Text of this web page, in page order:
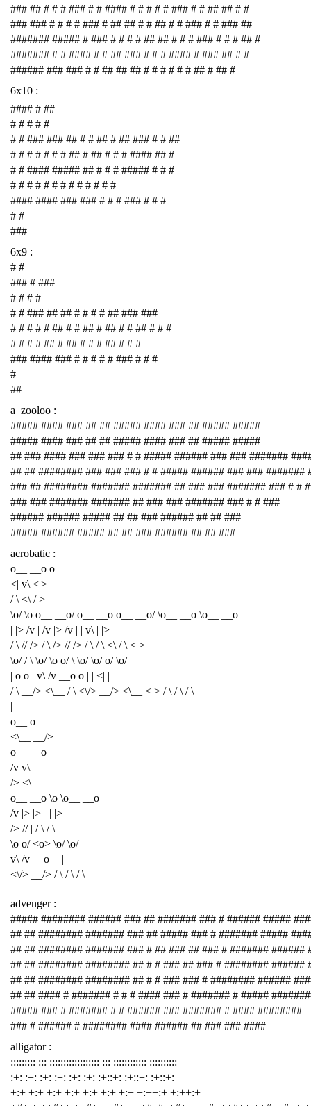
### ## # # # ### # # #### # # # # # ### # # ## ## # #
### ### # # # # ### # ## ## # # ## # # ### # # ### ##
####### ##### # ### # # # # ## ## # # # ### # # # ## #
####### # # #### # # ## ### # # # #### # ### ## # #
###### ### ### # # ## ## ## # # # # # # ## # ## #
6x10 :
#### # ##
# # # # #
# # ### ### ## # # ## # ## ### # # ##
# # # # # # # ## # ## # # # #### ## #
# # #### ##### ## # # # ##### # # #
# # # # # # # # # # # # #
#### #### ### ### # # # ### # # #
# #
###
6x9 :
# #
### # ###
# # # #
# # ### ## ## # # # # ## ### ###
# # # # # ## # # ## # ## # # ## # # #
# # # # ## # ## # # # ## # # #
### #### ### # # # # # ### # # #
#
##
a_zooloo :
##### #### ### ## ## ##### #### ### ## ##### #####
##### #### ### ## ## ##### #### ### ## ##### #####
## ### #### ### ### ### # # ##### ###### ### ### #######
## ## ######## ### ### ### # # ##### ###### ### ### #######
### ## ######## ####### ####### ## ### ### ####### ### # #
### ### ####### ####### ## ### ### ####### ### # # ###
###### ###### ##### ## ## ### ###### ## ## ###
##### ###### ##### ## ## ### ###### ## ## ###
acrobatic :
o__ __o o
<| v\ <|>
/ \ <\ / >
\o/ \o o__ __o/ o__ __o o__ __o/ \o__ __o \o__ __o
| |> /v | /v |> /v | | v\ | |>
/ \ // /> / \ /> // /> / \ / \ <\ / \ < >
\o/ / \ \o/ \o o/ \ \o/ \o/ o/ \o/
| o o | v\ /v __o o | | <| |
/ \ __/> <\__ / \ <\/> __/> <\__ < > / \ / \ / \
|
o__ o
<\__ __/>
o__ __o
/v v\
/> <\
o__ __o \o \o__ __o
/v |> |>_ | |>
/> // | / \ / \
\o o/ <o> \o/ \o/
v\ /v __o | | |
<\/> __/> / \ / \ / \
advenger :
##### ######## ###### ### ## ####### ### # ###### #####
## ## ######## ####### ### ## ##### ### # ####### #####
## ## ######## ####### ### # ## ### ## ### # ####### ######
## ## ######## ######## ## # # ### ## ### # ######## ######
## ## ######## ######## ## # # ### ### # ######## ######
## ## #### # ####### # # # #### ### # ####### # #####
##### ### # ####### # # ###### ### ####### # #### ########
### # ###### # ######## #### ###### ## ### ### ####
alligator :
::::::::: ::: :::::::::::::::::: ::: :::::::::::: ::::::::::
:+: :+: :+: :+: :+: :+: :+::+: :+::+: :+::+:
+:+ +:+ +:+ +:+ +:+ +:+ +:+ +:++:+ +:++:+